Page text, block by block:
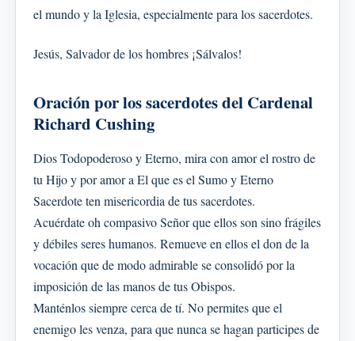
el mundo y la Iglesia, especialmente para los sacerdotes.
Jesús, Salvador de los hombres ¡Sálvalos!
Oración por los sacerdotes del Cardenal
Richard Cushing
Dios Todopoderoso y Eterno, mira con amor el rostro de
tu Hijo y por amor a El que es el Sumo y Eterno
Sacerdote ten misericordia de tus sacerdotes.
Acuérdate oh compasivo Señor que ellos son sino frágiles
y débiles seres humanos. Remueve en ellos el don de la
vocación que de modo admirable se consolidó por la
imposición de las manos de tus Obispos.
Manténlos siempre cerca de tí. No permites que el
enemigo les venza, para que nunca se hagan participes de